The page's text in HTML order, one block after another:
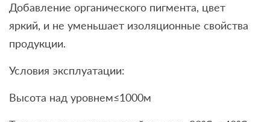
Добавление органического пигмента, цвет
яркий, и не уменьшает изоляционные свойства
продукции.
Условия эксплуатации:
Высота над уровнем≤1000м